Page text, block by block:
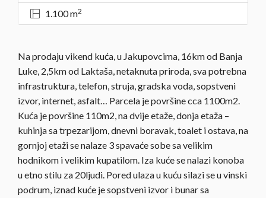
1.100 m2
Na prodaju vikend kuća, u Jakupovcima, 16km od Banja
Luke, 2,5km od Laktaša, netaknuta priroda, sva potrebna
infrastruktura, telefon, struja, gradska voda, sopstveni
izvor, internet, asfalt… Parcela je površine cca 1100m2.
Kuća je površine 110m2, na dvije etaže, donja etaža –
kuhinja sa trpezarijom, dnevni boravak, toalet i ostava, na
gornjoj etaži se nalaze 3 spavaće sobe sa velikim
hodnikom i velikim kupatilom. Iza kuće se nalazi konoba
u etno stilu za 20ljudi. Pored ulaza u kuću silazi se u vinski
podrum, iznad kuće je sopstveni izvor i bunar sa